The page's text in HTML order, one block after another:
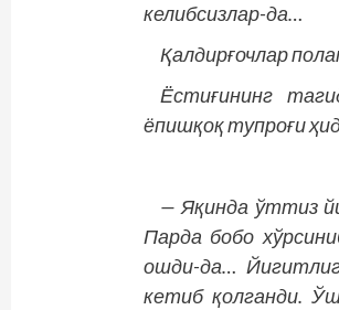
келибсизлар-да…
Қалдирғочлар
Ёстиғининг
ёпишқоқ тупроғи
— Яқинда ўттиз
Парда бобо
ошди-да…
кетиб қолганди.